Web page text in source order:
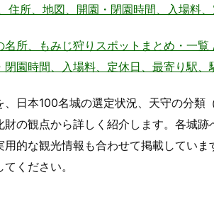
所、地図、開園・閉園時間、入場料
名所、もみじ狩りスポットまとめ・
園時間、入場料、定休日、最寄り駅、
日本100名城の選定状況、天守の分類
の観点から詳しく紹介します。各城
的な観光情報も合わせて掲載してい
ください。